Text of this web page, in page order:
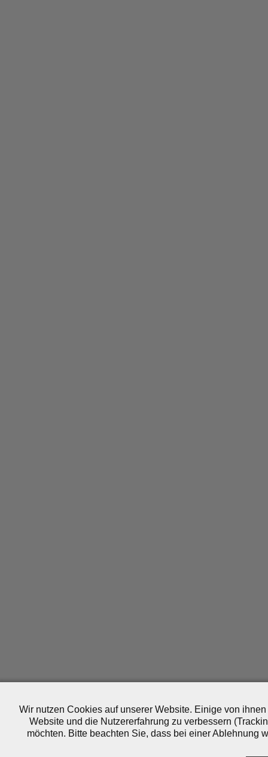
Wir nutzen Cookies auf unserer Website. Einige von
Website und die Nutzererfahrung zu verbessern
möchten. Bitte beachten Sie, dass bei einer Ablehnung